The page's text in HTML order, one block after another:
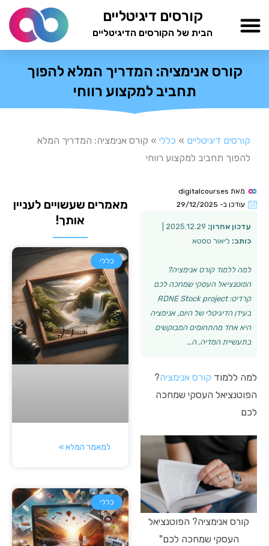
לתוכן
קורסים דיגיטליים
הבית של הקורסים הדיגיטליים
קורס אנימציה: המדריך המלא להפוך
תחביב למקצוע רווחי
קורסים דיגיטליים » כללי » קורס אנימציה: המדריך המלא
להפוך תחביב למקצוע רווחי
מאת
עודכן ב- 29/12/2025
עדכון אחרון:
כותב: ליאור טסטא
למה ללמוד קורס אנימציה?
הפוטנציאל העסקי שמחכה לכם
קרדיט: RDNE Stock project
בעידן הדיגיטלי של היום, אנימציה
היא אחד מהתחומים המבוקשים
בתעשיית המדיה, ה…
למה ללמוד קורס אנימציה?
הפוטנציאל העסקי שמחכה
לכם
קורס אנימציה? הפוטנציאל
העסקי שמחכה לכם"
מאמרים שעשויים לעניין
אותך!
כללי
למאמר המלא »
כללי